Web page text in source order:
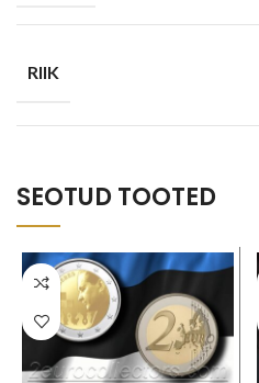
RIIK
SEOTUD TOOTED